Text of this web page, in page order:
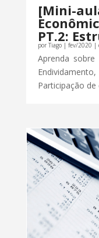
[Mini-
PT.2:
por Tiago| fev/2020 |
Aprenda
Participação de